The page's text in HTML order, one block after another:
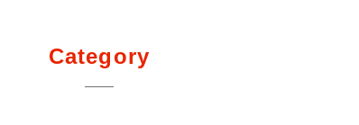
Category